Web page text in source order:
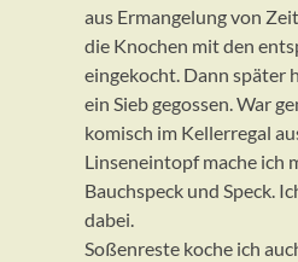
aus Ermangelung von
die Knochen mit den
eingekocht. Dann später
ein Sieb gegossen. War
komisch im Kellerregal
Linseneintopf mache ich
Bauchspeck und Speck.
dabei.
Soßenreste koche ich